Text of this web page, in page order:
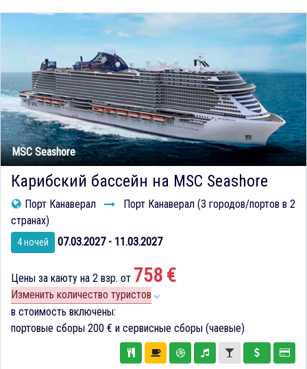
MSC Seashore
Карибский бассейн на MSC Seashore
Порт Канаверал
Порт Канаверал (3 городов/портов в 2
странах)
4 ночей 07.03.2027 - 11.03.2027
Цены за каюту на 2 взр. от 758 €
Изменить количество туристов
в стоимость включены:
портовые сборы 200 € и сервисные сборы (чаевые)